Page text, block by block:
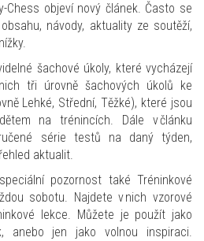
Chess objeví nový článek. Často se
návody, aktuality ze soutěží,
šachové úkoly, které vycházejí
tři úrovně šachových úkolů ke
Lehké, Střední, Těžké), které jsou
na trénincích. Dále v článku
série testů na daný týden,
aktualit.
pozornost také Tréninkové
sobotu. Najdete v nich vzorové
lekce. Můžete je použít jako
anebo jen jako volnou inspiraci.